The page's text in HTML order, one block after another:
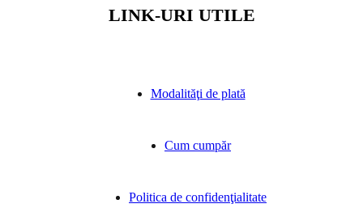
LINK-URI UTILE
Modalităţi de plată
Cum cumpăr
Politica de confidenţialitate